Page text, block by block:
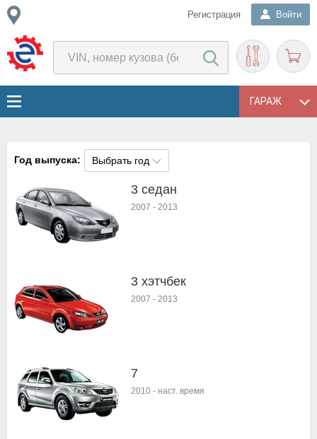
Регистрация Войти
ГАРАЖ
Год выпуска: Выбрать год
3 седан
2007 - 2013
3 хэтчбек
2007 - 2013
7
2010 - наст. время